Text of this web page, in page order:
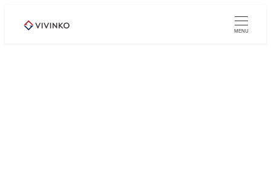
MENU